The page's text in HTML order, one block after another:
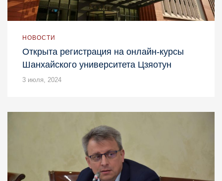
НОВОСТИ
Открыта регистрация на онлайн-курсы
Шанхайского университета Цзяотун
3 июля, 2024